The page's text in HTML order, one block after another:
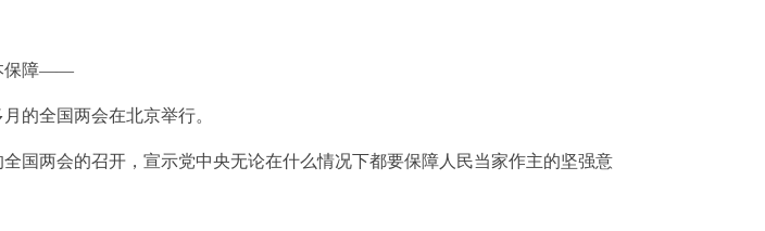
保障——
的全国两会在北京举行。
国两会的召开，宣示党中央无论在什么情况下都要保障人民当家作主的坚强意